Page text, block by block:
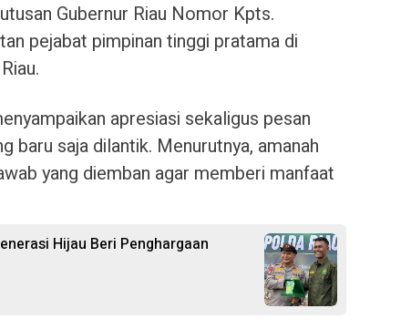
Gubernur Riau Nomor Kpts.
pejabat pimpinan tinggi pratama di
apresiasi sekaligus pesan
baru saja dilantik. Menurutnya, amanah
yang diemban agar memberi manfaat
Hijau Beri Penghargaan